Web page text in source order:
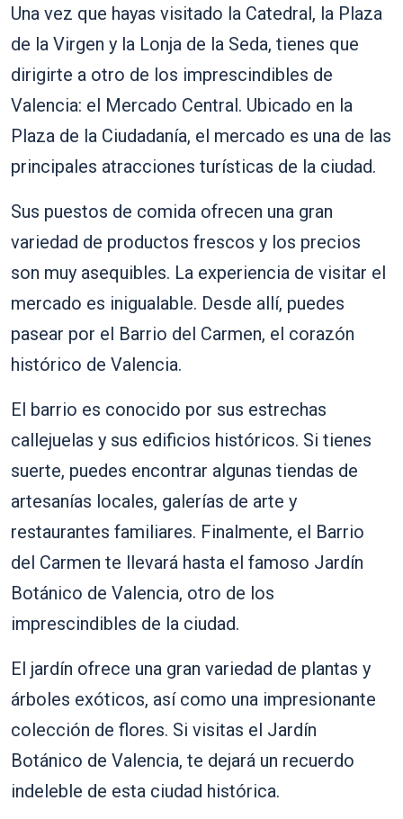
Una vez que hayas visitado la Catedral, la Plaza
de la Virgen y la Lonja de la Seda, tienes que
dirigirte a otro de los imprescindibles de
Valencia: el Mercado Central. Ubicado en la
Plaza de la Ciudadanía, el mercado es una de las
principales atracciones turísticas de la ciudad.
Sus puestos de comida ofrecen una gran
variedad de productos frescos y los precios
son muy asequibles. La experiencia de visitar el
mercado es inigualable. Desde allí, puedes
pasear por el Barrio del Carmen, el corazón
histórico de Valencia.
El barrio es conocido por sus estrechas
callejuelas y sus edificios históricos. Si tienes
suerte, puedes encontrar algunas tiendas de
artesanías locales, galerías de arte y
restaurantes familiares. Finalmente, el Barrio
del Carmen te llevará hasta el famoso Jardín
Botánico de Valencia, otro de los
imprescindibles de la ciudad.
El jardín ofrece una gran variedad de plantas y
árboles exóticos, así como una impresionante
colección de flores. Si visitas el Jardín
Botánico de Valencia, te dejará un recuerdo
indeleble de esta ciudad histórica.